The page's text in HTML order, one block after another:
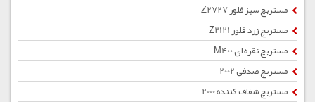
مستربچ سبز فلور Z2727
مستربچ زرد فلور Z2121
مستربچ نقره ای M400
مستربچ صدفی 2002
مستربچ شفاف کننده 2000